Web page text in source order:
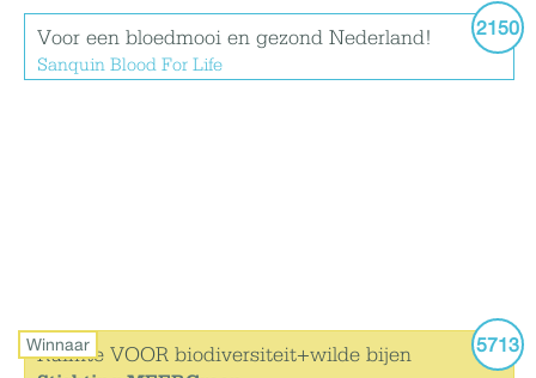
2150
Voor een bloedmooi en gezond Nederland!
Sanquin Blood For Life
5713
Winnaar
Ruimte VOOR biodiversiteit+wilde bijen